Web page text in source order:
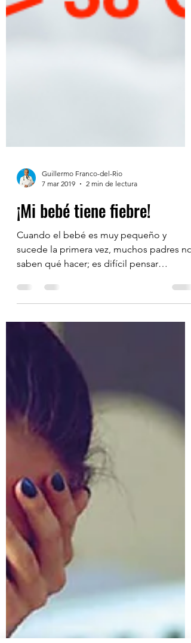
7 mar 2019
2 min de lectura
¡Mi bebé tiene fiebre!
Cuando el bebé es muy pequeño y
sucede la primera vez, muchos padres no
claramente y tomar decisiones...